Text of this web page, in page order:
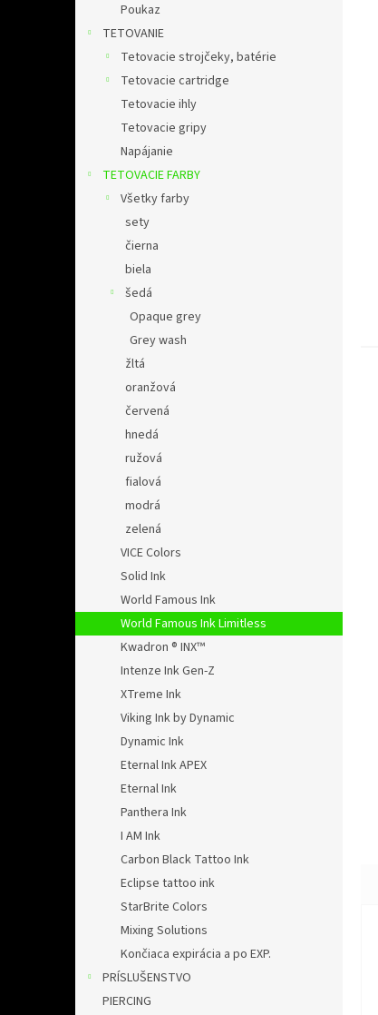
Poukaz
TETOVANIE
Tetovacie strojčeky, batérie
Tetovacie cartridge
Tetovacie ihly
Tetovacie gripy
Napájanie
TETOVACIE FARBY
Všetky farby
sety
čierna
biela
šedá
Opaque grey
Grey wash
žltá
oranžová
červená
hnedá
ružová
fialová
modrá
zelená
VICE Colors
Solid Ink
World Famous Ink
World Famous Ink Limitless
Kwadron ® INX™
Intenze Ink Gen-Z
XTreme Ink
Viking Ink by Dynamic
Dynamic Ink
Eternal Ink APEX
Eternal Ink
Panthera Ink
I AM Ink
Carbon Black Tattoo Ink
Eclipse tattoo ink
StarBrite Colors
Mixing Solutions
Končiaca expirácia a po EXP.
PRÍSLUŠENSTVO
PIERCING